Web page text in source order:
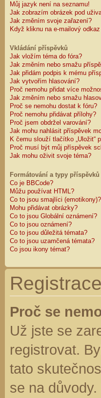
Můj jazyk není na seznamu!
Jak zobrazím obrázek pod
Jak změním svoje zařazení?
Když kliknu na e-mailový
Vkládání příspěvků
Jak vložím téma do fóra?
Jak změním nebo smažu
Jak přidám podpis k mému
Jak vytvořím hlasování?
Proč nemohu přidat více
Jak změním nebo smažu
Proč se nemohu dostat k fóru?
Proč nemohu přidávat přílohy?
Proč jsem obdržel varování?
Jak mohu nahlásit příspěvek
K čemu slouží tlačítko „Uložit“
Proč musí být můj příspěvek
Jak mohu oživit svoje téma?
Formátování a typy příspěvků
Co je BBCode?
Můžu používat HTML?
Co to jsou smajlíci (emotikony)?
Mohu přidávat obrázky?
Co to jsou Globální oznámení?
Co to jsou oznámení?
Co to jsou důležitá témata?
Co to jsou uzamčená témata?
Co jsou ikony témat?
Proč se
Už jste se
registrovat.
tato
se na